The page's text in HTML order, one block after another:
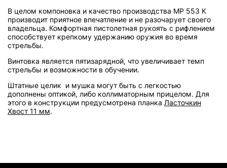
В целом компоновка и качество производства МР 553 К
производит приятное впечатление и не разочарует своего
владельца. Комфортная пистолетная рукоять с рифлением
способствует крепкому удержанию оружия во время
стрельбы.
Винтовка является пятизарядной, что увеличивает темп
стрельбы и возможности в обучении.
Штатные целик и мушка могут быть с легкостью
дополнены оптикой, либо коллиматорным прицелом. Для
этого в конструкции предусмотрена планка Ласточкин
Хвост 11 мм.